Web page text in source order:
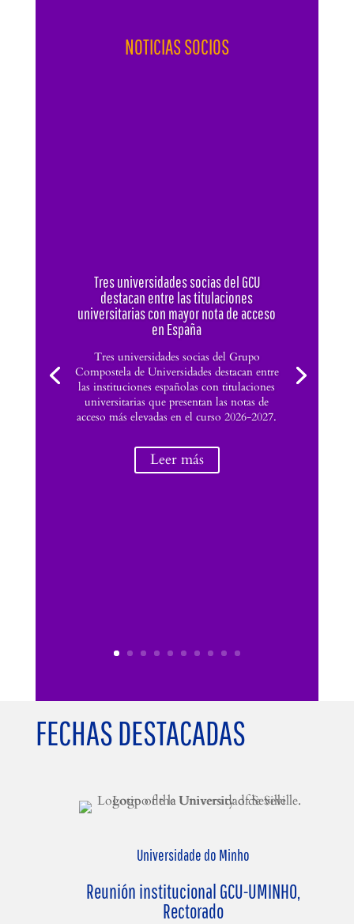
NOTICIAS SOCIOS
Tres universidades socias del GCU
destacan entre las titulaciones
universitarias con mayor nota de acceso
en España
Tres universidades socias del Grupo
Compostela de Universidades destacan entre
las instituciones españolas con titulaciones
universitarias que presentan las notas de
acceso más elevadas en el curso 2026-2027.
Leer más
FECHAS DESTACADAS
Universidade do Minho
Reunión institucional GCU-UMINHO,
Rectorado